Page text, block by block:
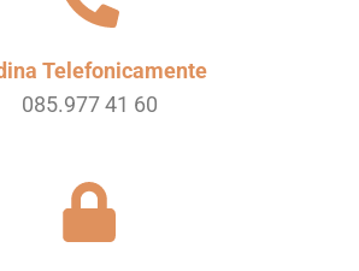
Telefonicamente
085.977 41 60